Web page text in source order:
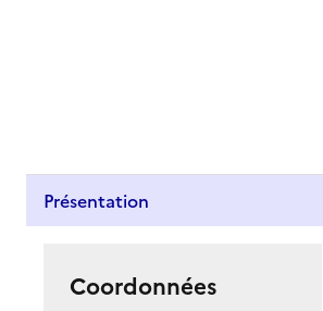
Présentation
Coordonnées